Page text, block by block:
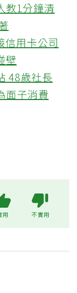
教1分鐘清
信用卡公司
壁
48歲社長
面子消費
用 不實用